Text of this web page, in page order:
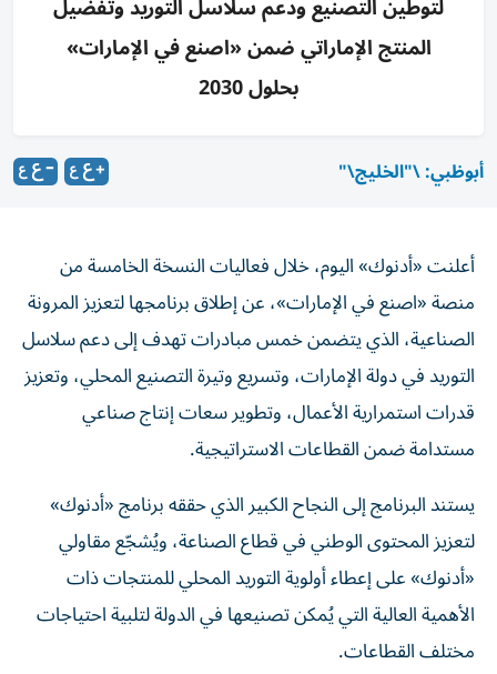
المنتج الإماراتي ضمن «اصنع في الإمارات»
بحلول 2030
أبوظبي: \"الخليج\"
أعلنت «أدنوك» اليوم، خلال فعاليات النسخة الخامسة من
منصة «اصنع في الإمارات»، عن إطلاق برنامجها لتعزيز المرونة
الصناعية، الذي يتضمن خمس مبادرات تهدف إلى دعم سلاسل
التوريد في دولة الإمارات، وتسريع وتيرة التصنيع المحلي، وتعزيز
قدرات استمرارية الأعمال، وتطوير سعات إنتاج صناعي
مستدامة ضمن القطاعات الاستراتيجية.
يستند البرنامج إلى النجاح الكبير الذي حققه برنامج «أدنوك»
لتعزيز المحتوى الوطني في قطاع الصناعة، ويُشجّع مقاولي
«أدنوك» على إعطاء أولوية التوريد المحلي للمنتجات ذات
الأهمية العالية التي يُمكن تصنيعها في الدولة لتلبية احتياجات
مختلف القطاعات.